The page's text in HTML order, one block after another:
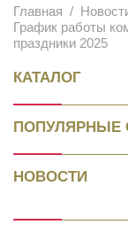
Главная
График работы
праздники 2025
КАТАЛОГ
ПОПУЛЯРНЫЕ
НОВОСТИ